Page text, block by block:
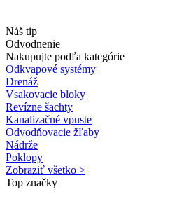
Náš tip
Odvodnenie
Nakupujte podľa kategórie
Odkvapové systémy
Drenáž
Vsakovacie bloky
Revízne šachty
Kanalizačné vpuste
Odvodňovacie žľaby
Nádrže
Poklopy
Zobraziť všetko >
Top značky